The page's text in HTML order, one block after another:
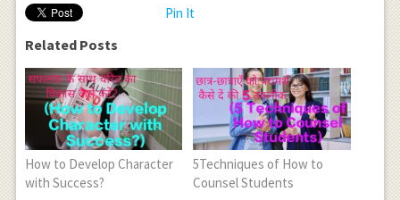
Pin It
Related Posts
How to Develop Character
with Success?
5Techniques of How to
Counsel Students